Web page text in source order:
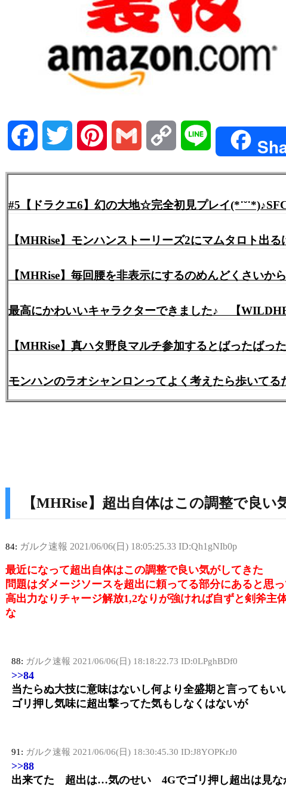
Facebook Twitter Pinterest Gmail Copy
#5【ドラクエ6】幻の大地☆完全初見プレイ
【MHRise】モンハンストーリーズ2にマムタロト出
【MHRise】毎回腰を非表示にするのめんどくさいか
最高にかわいいキャラクターできました♪ 【
【MHRise】真ハタ野良マルチ参加するとばったばっ
モンハンのラオシャンロンってよく考えたら歩いて
【MHRise】超出自体はこの調整で良
84: ガルク速報 2021/06/06(日) 18:05:25.33 ID:Qh1gNIb0p
最近になって超出自体はこの調整で良い気がしてきた
問題はダメージソースを超出に頼ってる部分にあると思
高出力なりチャージ解放1,2なりが強ければ自ずと剣斧
な
88: ガルク速報 2021/06/06(日) 18:18:22.73 ID:0LPghBDf0
>>84
当たらぬ大技に意味はないし何より全盛期と言っても
ゴリ押し気味に超出撃ってた気もしなくはないが
91: ガルク速報 2021/06/06(日) 18:30:45.30 ID:J8YOPKrJ0
>>88
出来てた 超出は…気のせい 4Gでゴリ押し超出は見な